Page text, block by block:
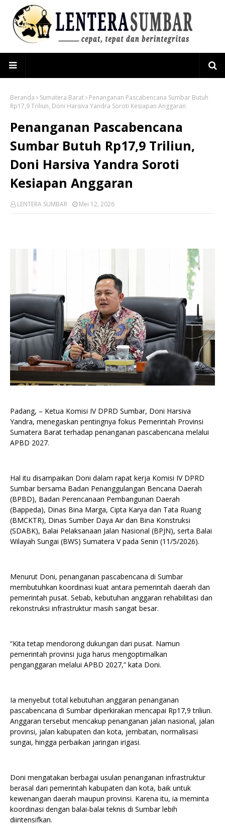
Beranda Sumatera Barat
Penanganan Pascabencana Sumbar Butuh
Rp17,9 Triliun, Doni Harsiva Yandra Soroti Kesiapan Anggaran
Penanganan Pascabencana
Sumbar Butuh Rp17,9 Triliun,
Doni Harsiva Yandra Soroti
Kesiapan Anggaran
LENTERA SUMBAR Mei 12, 2026
Padang, – Ketua Komisi IV DPRD Sumbar, Doni Harsiva
Yandra, menegaskan pentingnya fokus Pemerintah Provinsi
Sumatera Barat terhadap penanganan pascabencana melalui
APBD 2027.
Hal itu disampaikan Doni dalam rapat kerja Komisi IV DPRD
Sumbar bersama Badan Penanggulangan Bencana Daerah
(BPBD), Badan Perencanaan Pembangunan Daerah
(Bappeda), Dinas Bina Marga, Cipta Karya dan Tata Ruang
(BMCKTR), Dinas Sumber Daya Air dan Bina Konstruksi
(SDABK), Balai Pelaksanaan Jalan Nasional (BPJN), serta Balai
Wilayah Sungai (BWS) Sumatera V pada Senin (11/5/2026).
Menurut Doni, penanganan pascabencana di Sumbar
membutuhkan koordinasi kuat antara pemerintah daerah dan
pemerintah pusat. Sebab, kebutuhan anggaran rehabilitasi dan
rekonstruksi infrastruktur masih sangat besar.
“Kita tetap mendorong dukungan dari pusat. Namun
pemerintah provinsi juga harus mengoptimalkan
penganggaran melalui APBD 2027,” kata Doni.
Ia menyebut total kebutuhan anggaran penanganan
pascabencana di Sumbar diperkirakan mencapai Rp17,9 triliun.
Anggaran tersebut mencakup penanganan jalan nasional, jalan
provinsi, jalan kabupaten dan kota, jembatan, normalisasi
sungai, hingga perbaikan jaringan irigasi.
Doni mengatakan berbagai usulan penanganan infrastruktur
berasal dari pemerintah kabupaten dan kota, baik untuk
kewenangan daerah maupun provinsi. Karena itu, ia meminta
koordinasi dengan balai-balai teknis di Sumbar lebih
diintensifkan.